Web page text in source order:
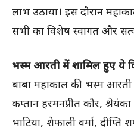
लाभ उठाया। इस दौरान
सभी का विशेष स्वागत और
भस्म आरती में शामिल हुए ये
बाबा महाकाल की भस्म
कप्तान हरमनप्रीत कौर,
भाटिया, शेफाली वर्मा, दीप्ति